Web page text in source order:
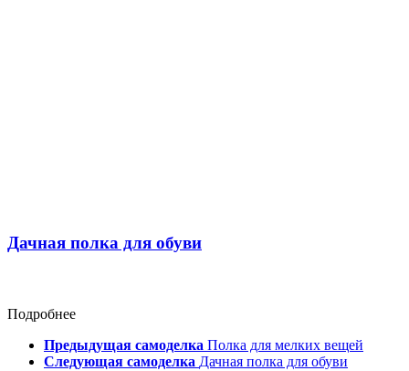
Дачная полка для обуви
Подробнее
Предыдущая самоделка Полка для мелких вещей
Следующая самоделка Дачная полка для обуви